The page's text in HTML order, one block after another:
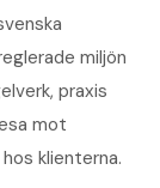
miljön
praxis
mot
klienterna.